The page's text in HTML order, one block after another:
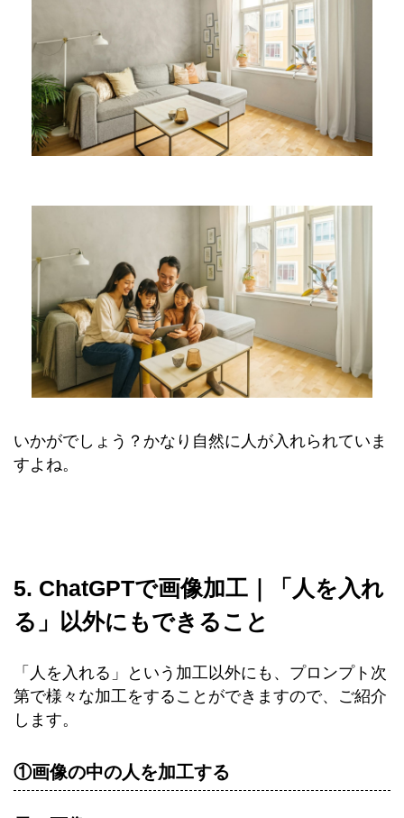
いかがでしょう？かなり自然に人が入れられていま
すよね。
5. ChatGPTで画像加工｜「人を入れ
る」以外にもできること
「人を入れる」という加工以外にも、プロンプト次
第で様々な加工をすることができますので、ご紹介
します。
①画像の中の人を加工する